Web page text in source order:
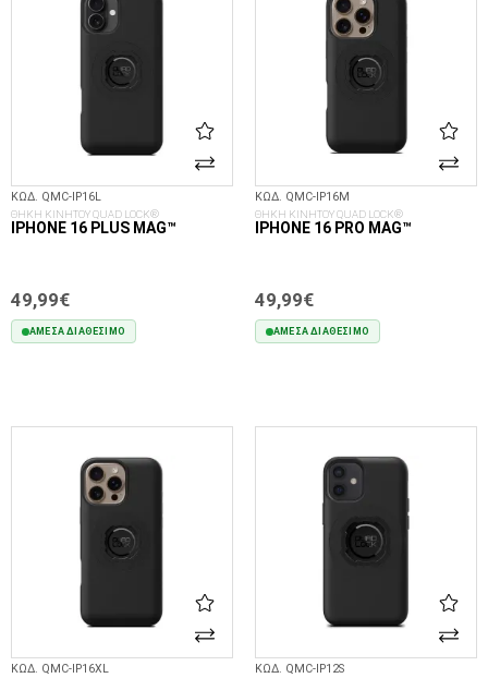
ΚΩΔ. QMC-IP16L
ΘΗΚΗ ΚΙΝΗΤΟΥ QUAD LOCK®
IPHONE 16 PLUS MAG™
49,99€
ΆΜΕΣΑ ΔΙΑΘΈΣΙΜΟ
ΚΩΔ. QMC-IP16M
ΘΗΚΗ ΚΙΝΗΤΟΥ QUAD LOCK®
IPHONE 16 PRO MAG™
49,99€
ΆΜΕΣΑ ΔΙΑΘΈΣΙΜΟ
ΚΩΔ. QMC-IP16XL ΚΩΔ. QMC-IP12S